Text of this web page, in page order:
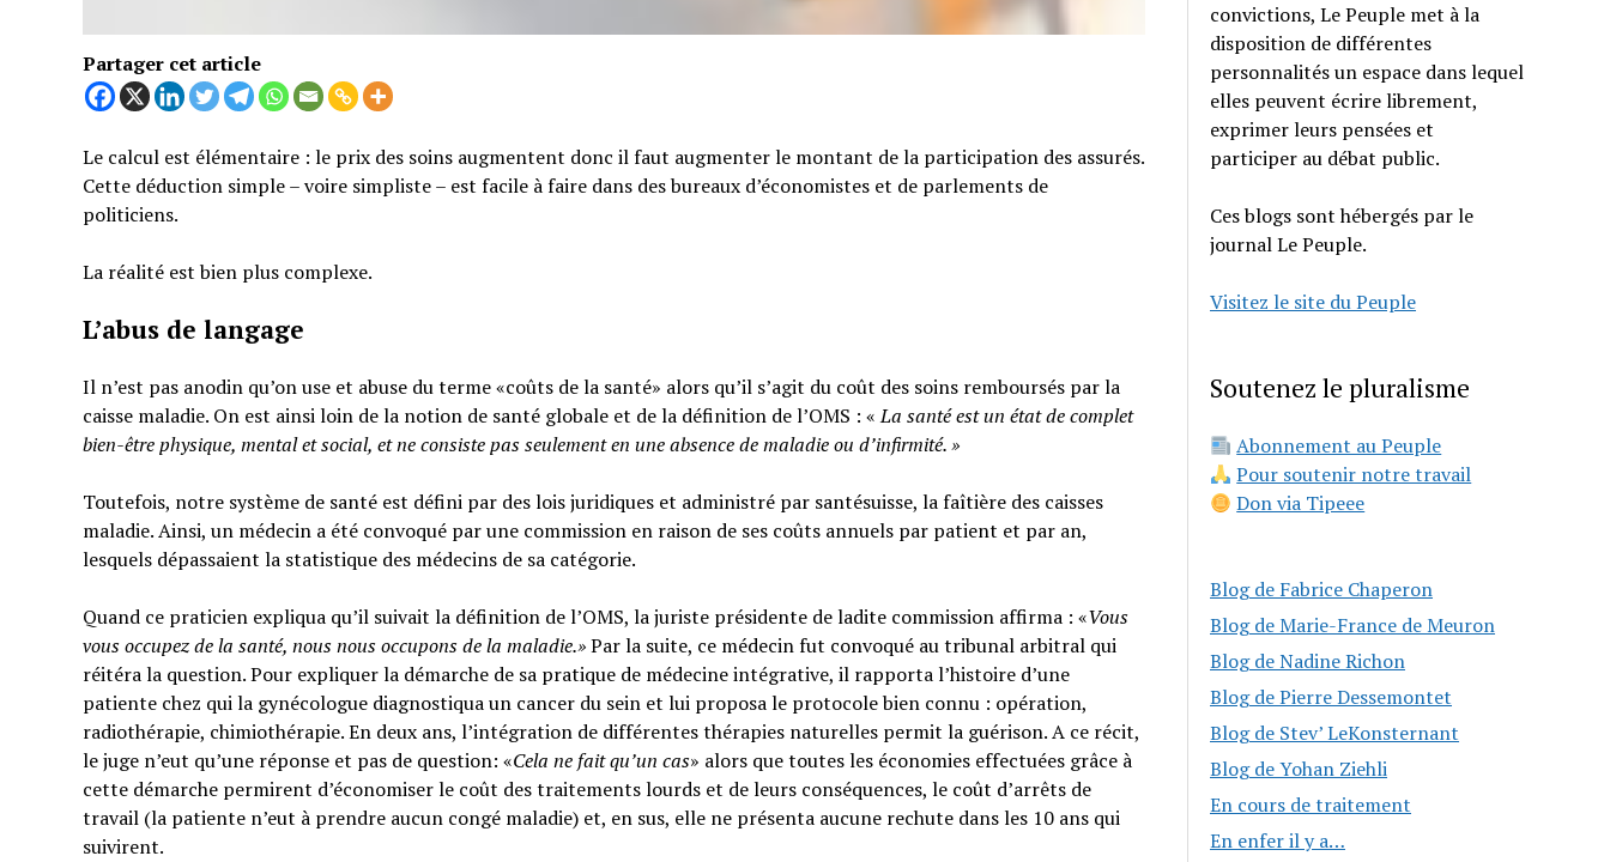
Partager cet article
Le calcul est élémentaire : le prix des soins augmentent donc il faut augmenter le montant de la participation des assurés.
Cette déduction simple – voire simpliste – est facile à faire dans des bureaux d’économistes et de parlements de
politiciens.
La réalité est bien plus complexe.
L’abus de langage
Il n’est pas anodin qu’on use et abuse du terme «coûts de la santé» alors qu’il s’agit du coût des soins remboursés par la
caisse maladie. On est ainsi loin de la notion de santé globale et de la définition de l’OMS : «La santé est un état de complet
bien-être physique, mental et social, et ne consiste pas seulement en une absence de maladie ou d’infirmité.»
Toutefois, notre système de santé est défini par des lois juridiques et administré par santésuisse, la faîtière des caisses
maladie. Ainsi, un médecin a été convoqué par une commission en raison de ses coûts annuels par patient et par an,
lesquels dépassaient la statistique des médecins de sa catégorie.
Quand ce praticien expliqua qu’il suivait la définition de l’OMS, la juriste présidente de ladite commission affirma : «Vous
vous occupez de la santé, nous nous occupons de la maladie.»Par la suite, ce médecin fut convoqué au tribunal arbitral qui
réitéra la question. Pour expliquer la démarche de sa pratique de médecine intégrative, il rapporta l’histoire d’une
patiente chez qui la gynécologue diagnostiqua un cancer du sein et lui proposa le protocole bien connu : opération,
radiothérapie, chimiothérapie. En deux ans, l’intégration de différentes thérapies naturelles permit la guérison. A ce récit,
le juge n’eut qu’une réponse et pas de question: «Cela ne fait qu’un cas» alors que toutes les économies effectuées grâce à
cette démarche permirent d’économiser le coût des traitements lourds et de leurs conséquences, le coût d’arrêts de
travail (la patiente n’eut à prendre aucun congé maladie) et, en sus, elle ne présenta aucune rechute dans les 10 ans qui
suivirent.
convictions, Le Peuple met à la
disposition de différentes
personnalités un espace dans lequel
elles peuvent écrire librement,
exprimer leurs pensées et
participer au débat public.
Ces blogs sont hébergés par le
journal Le Peuple.
Visitez le site du Peuple
Soutenez le pluralisme
Abonnement au Peuple
Pour soutenir notre travail
Don via Tipeee
Blog de Fabrice Chaperon
Blog de Marie-France de Meuron
Blog de Nadine Richon
Blog de Pierre Dessemontet
Blog de Stev’ LeKonsternant
Blog de Yohan Ziehli
En cours de traitement
En enfer il y a…